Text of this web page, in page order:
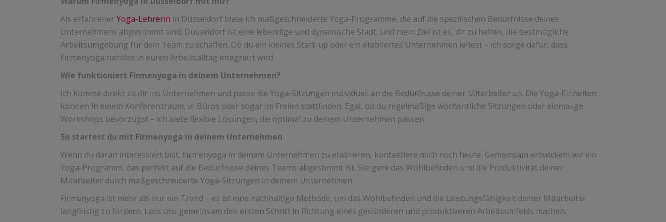
Als erfahrenerYoga-Lehrerin in Düsseldorf biete ich maßgeschneiderte Yoga-Programme, die auf die spezifischen Bedürfnisse deines
Unternehmens abgestimmt sind. Düsseldorf ist eine lebendige und dynamische Stadt, und mein Ziel ist es, dir zu helfen, die bestmögliche
Arbeitsumgebung für dein Team zu schaffen. Ob du ein kleines Start-up oder ein etabliertes Unternehmen leitest – ich sorge dafür, dass
Firmenyoga nahtlos in euren Arbeitsalltag integriert wird.
Wie funktioniert Firmenyoga in deinem Unternehmen?
Ich komme direkt zu dir ins Unternehmen und passe die Yoga-Sitzungen individuell an die Bedürfnisse deiner Mitarbeiter an. Die Yoga-Einheiten
können in einem Konferenzraum, in Büros oder sogar im Freien stattfinden. Egal, ob du regelmäßige wöchentliche Sitzungen oder einmalige
Workshops bevorzugst – ich biete flexible Lösungen, die optimal zu deinem Unternehmen passen.
So startest du mit Firmenyoga in deinem Unternehmen
Wenn du daran interessiert bist, Firmenyoga in deinem Unternehmen zu etablieren, kontaktiere mich noch heute. Gemeinsam entwickeln wir ein
Yoga-Programm, das perfekt auf die Bedürfnisse deines Teams abgestimmt ist. Steigere das Wohlbefinden und die Produktivität deiner
Mitarbeiter durch maßgeschneiderte Yoga-Sitzungen in deinem Unternehmen.
Firmenyoga ist mehr als nur ein Trend – es ist eine nachhaltige Methode, um das Wohlbefinden und die Leistungsfähigkeit deiner Mitarbeiter
langfristig zu fördern. Lass uns gemeinsam den ersten Schritt in Richtung eines gesünderen und produktiveren Arbeitsumfelds machen.